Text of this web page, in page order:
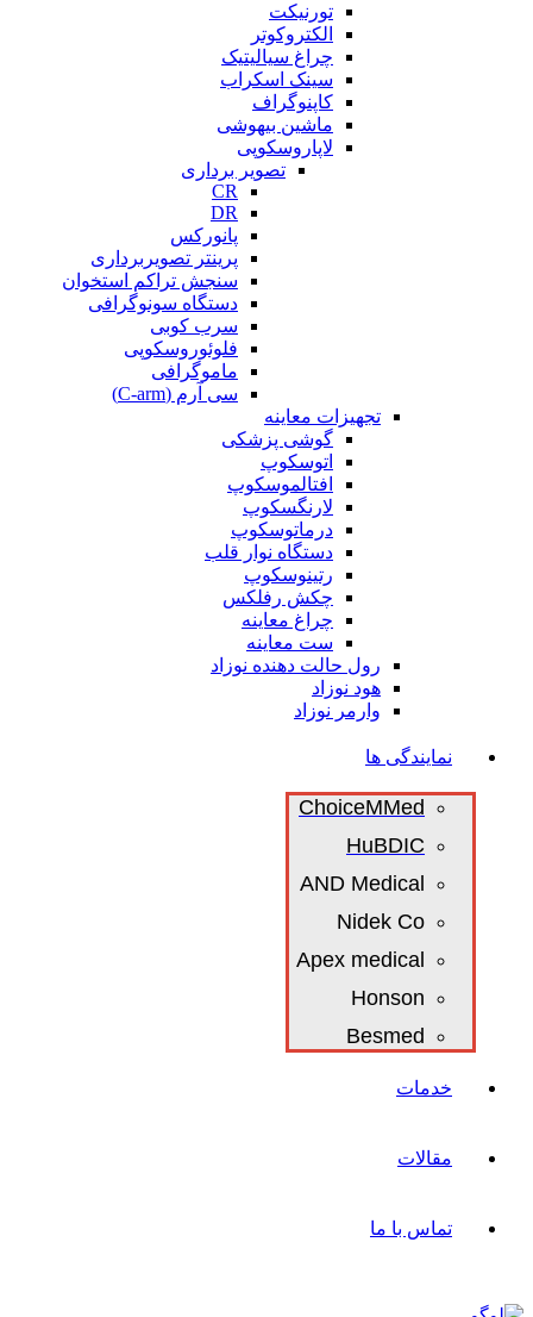
تورنیکت
الکتروکوتر
چراغ سیالیتیک
سینک اسکراب
کاپنوگراف
ماشین بیهوشی
لاپاروسکوپی
تصویر برداری
CR
DR
پانورکس
پرینتر تصویربرداری
سنجش تراکم استخوان
دستگاه سونوگرافی
سرب کوبی
فلوئوروسکوپی
ماموگرافی
سی آرم (C-arm)
تجهیزات معاینه
گوشی پزشکی
اتوسکوپ
افتالموسکوپ
لارنگسکوپ
درماتوسکوپ
دستگاه نوار قلب
رتینوسکوپ
چکش رفلکس
چراغ معاینه
ست معاینه
رول حالت دهنده نوزاد
هود نوزاد
وارمر نوزاد
نمایندگی ها
ChoiceMMed
HuBDIC
AND Medical
Nidek Co
Apex medical
Honson
Besmed
خدمات
مقالات
تماس با ما